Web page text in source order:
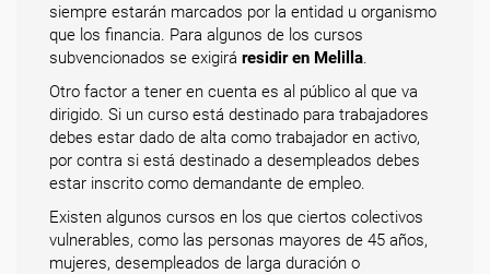
siempre estarán marcados por la entidad u organismo
que los financia. Para algunos de los cursos
subvencionados se exigirá residir en Melilla.
Otro factor a tener en cuenta es al público al que va
dirigido. Si un curso está destinado para trabajadores
debes estar dado de alta como trabajador en activo,
por contra si está destinado a desempleados debes
estar inscrito como demandante de empleo.
Existen algunos cursos en los que ciertos colectivos
vulnerables, como las personas mayores de 45 años,
mujeres, desempleados de larga duración o